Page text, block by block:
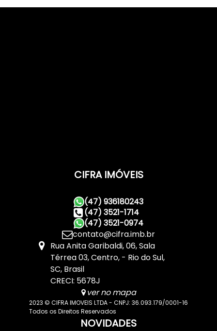
CIFRA IMÓVEIS
(47) 936180243
(47) 3521-1714
(47) 3521-0974
contato@cifra.imb.br
Rua Anita Garibaldi,06,Sala
Térrea 03,Centro, Rio do Sul,
SC, Brasil
CRECI: 5678J
ver no mapa
2023 © CIFRA IMOVEIS LTDA - CNPJ: 36.093.179/0001-16
Todos os Direitos Reservados
NOVIDADES